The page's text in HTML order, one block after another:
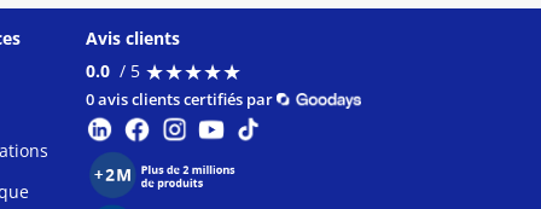
Avis clients
0.0 / 5 ★★★★★
★★★★★
0 avis clients certifiés par